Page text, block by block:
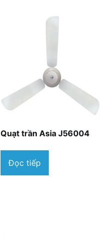
Quạt trần Asia J56004
Đọc tiếp